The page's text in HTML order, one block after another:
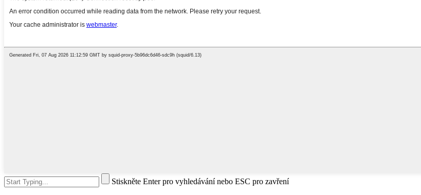
Stiskněte Enter pro vyhledávání nebo ESC pro zavření